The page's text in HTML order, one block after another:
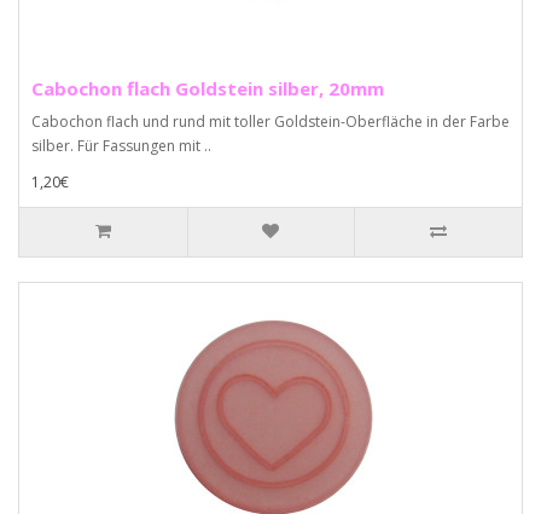
Cabochon flach Goldstein silber, 20mm
Cabochon flach und rund mit toller Goldstein-Oberfläche in der Farbe
silber. Für Fassungen mit ..
1,20€